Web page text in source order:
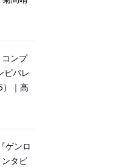
ンプ
ビバレ
｜高
ゲンロ
ンタビ